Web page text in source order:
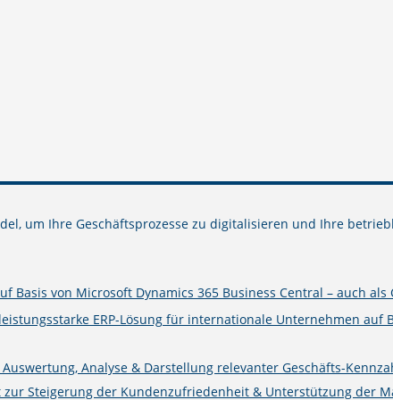
um Ihre Geschäftsprozesse zu digitalisieren und Ihre
Basis von Microsoft Dynamics 365 Business Central – auch als
ERP-Lösung für internationale Unternehmen auf
Analyse & Darstellung relevanter Geschäfts-
Steigerung der Kundenzufriedenheit & Unterstützung der